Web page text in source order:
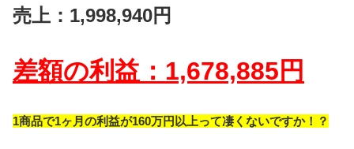
売上：1,998,940円
差額の利益：1,678,885円
1商品で1ヶ月の利益が160万円以上って凄くないですか！？